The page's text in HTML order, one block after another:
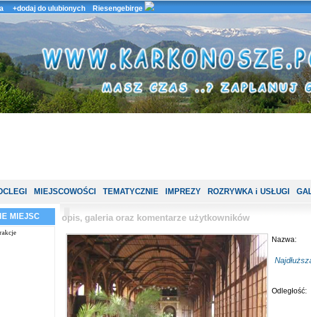
+dodaj do ulubionych Riesengebirge
MIEJSCOWOŚCI TEMATYCZNIE IMPREZY ROZRYWKA i USŁUGI
MIEJSC opis, galeria oraz komentarze użytkowników
Nazwa:
Odległość: